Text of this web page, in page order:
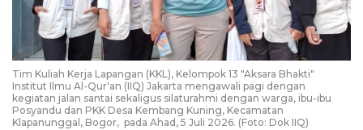
Tim Kuliah Kerja Lapangan (KKL), Kelompok 13 "Aksara Bhakti"
Institut Ilmu Al-Qur'an (IIQ) Jakarta mengawali pagi dengan
kegiatan jalan santai sekaligus silaturahmi dengan warga, ibu-ibu
Posyandu dan PKK Desa Kembang Kuning, Kecamatan
Klapanunggal, Bogor, pada Ahad, 5 Juli 2026. (Foto: Dok IIQ)